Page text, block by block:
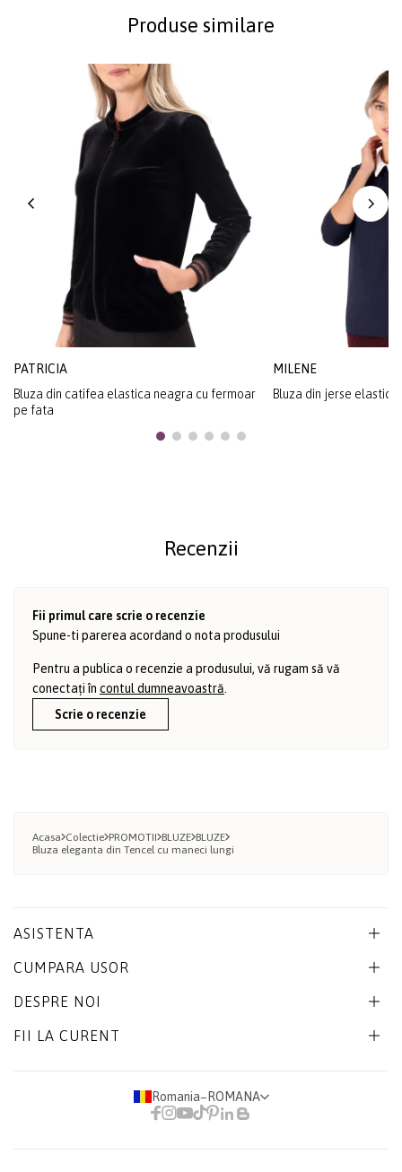
Produse similare
PATRICIA
Bluza din catifea elastica neagra cu fermoar
pe fata
MILENE
Bluza din jerse elastic
Recenzii
Fii primul care scrie o recenzie
Spune-ti parerea acordand o nota produsului
Pentru a publica o recenzie a produsului, vă rugam să vă
conectați în contul dumneavoastră
Scrie o recenzie
Acasa Colectie PROMOTII BLUZE BLUZE
Bluza eleganta din Tencel cu maneci lungi
ASISTENTA
CUMPARA USOR
DESPRE NOI
FII LA CURENT
Romania− ROMANA